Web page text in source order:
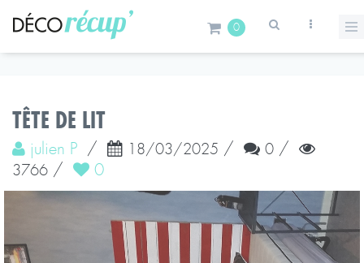
0
TÊTE DE LIT
julien P / 18/03/2025 / 0 /
3766 / 0